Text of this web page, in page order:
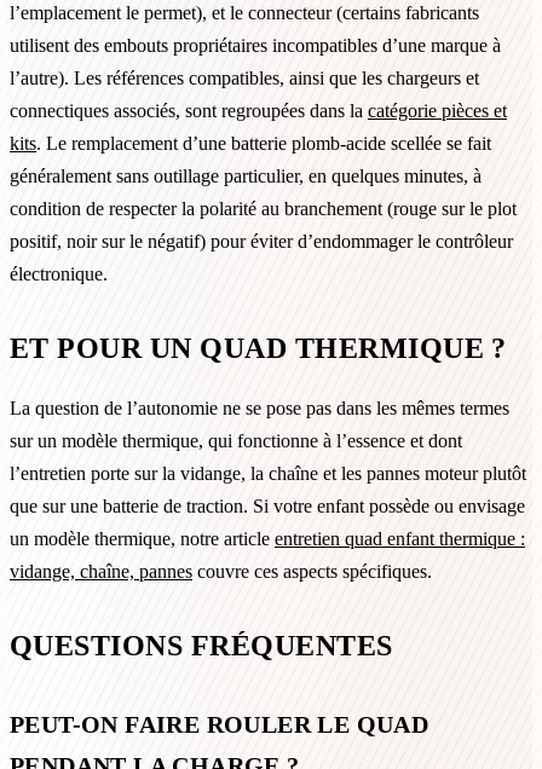
l’emplacement le permet), et le connecteur (certains fabricants
utilisent des embouts propriétaires incompatibles d’une marque à
l’autre). Les références compatibles, ainsi que les chargeurs et
connectiques associés, sont regroupées dans la catégorie pièces et
kits. Le remplacement d’une batterie plomb-acide scellée se fait
généralement sans outillage particulier, en quelques minutes, à
condition de respecter la polarité au branchement (rouge sur le plot
positif, noir sur le négatif) pour éviter d’endommager le contrôleur
électronique.
ET POUR UN QUAD THERMIQUE ?
La question de l’autonomie ne se pose pas dans les mêmes termes
sur un modèle thermique, qui fonctionne à l’essence et dont
l’entretien porte sur la vidange, la chaîne et les pannes moteur plutôt
que sur une batterie de traction. Si votre enfant possède ou envisage
un modèle thermique, notre article entretien quad enfant thermique :
vidange, chaîne, pannes couvre ces aspects spécifiques.
QUESTIONS FRÉQUENTES
PEUT-ON FAIRE ROULER LE QUAD